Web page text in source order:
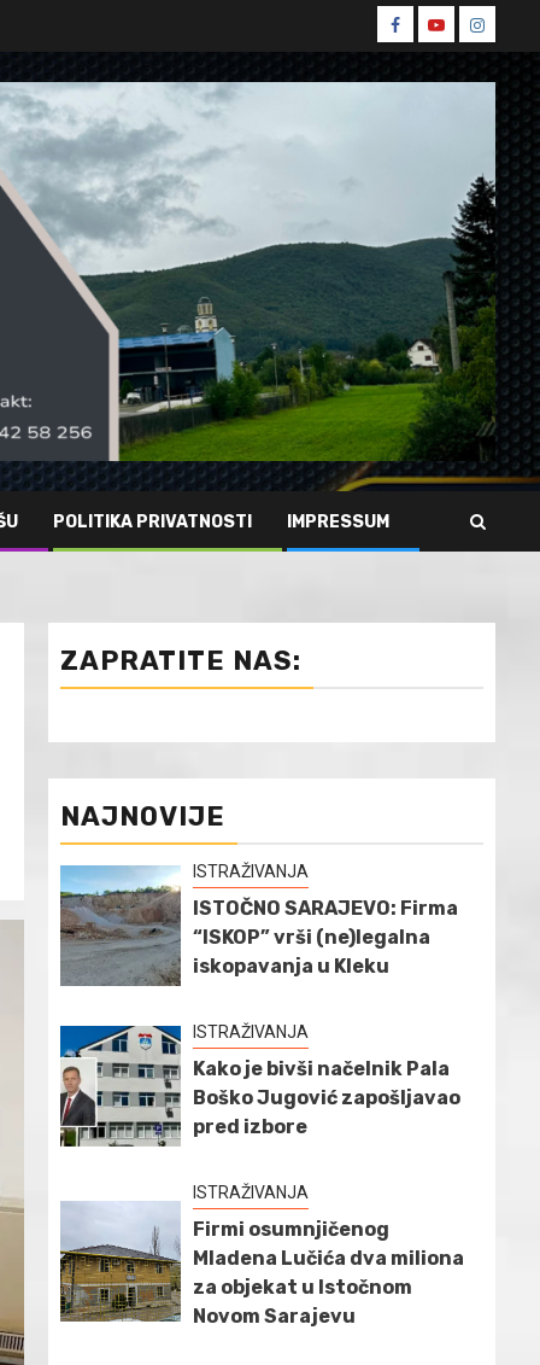
Spin
Facebook
Spin
Youtube
Spin
POLITIKA PRIVATNOSTI IMPRESSUM
ZAPRATITE NAS:
NAJNOVIJE
ISTRAŽIVANJA
ISTOČNO SARAJEVO: Firma
“ISKOP” vrši (ne)legalna
iskopavanja u Kleku
ISTRAŽIVANJA
Kako je bivši načelnik Pala
Boško Jugović zapošljavao
pred izbore
ISTRAŽIVANJA
Firmi osumnjičenog
Mladena Lučića dva miliona
za objekat u Istočnom
Novom Sarajevu